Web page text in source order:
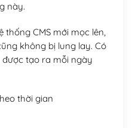
này.
CMS mới mọc lên,
không bị lung lay. Có
tạo ra mỗi ngày
thời gian